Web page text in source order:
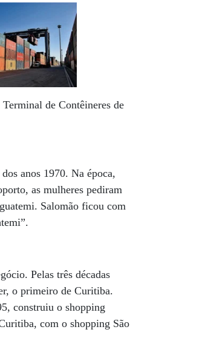
de Contêineres de
anos 1970. Na época,
as mulheres pediram
Salomão ficou com
Pelas três décadas
o primeiro de Curitiba.
construiu o shopping
com o shopping São